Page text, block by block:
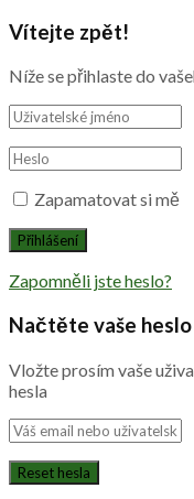
Vítejte zpět!
Níže se přihlaste do
Zapamatovat si mě
Zapomněli jste heslo?
Načtěte vaše heslo
Vložte prosím vaše
hesla